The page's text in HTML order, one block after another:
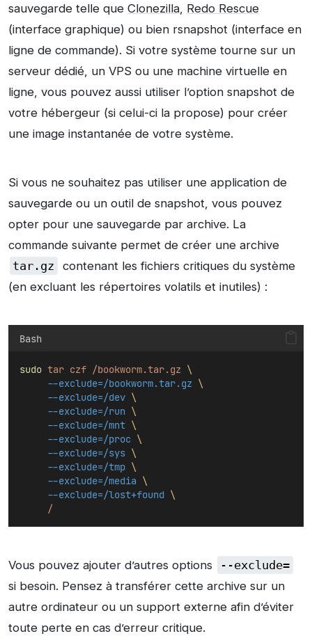
sauvegarde telle que Clonezilla Redo Rescue
(interface graphique) ou bien rsnapshot (interface en
ligne de commande). Si votre système tourne sur un
serveur dédié, un VPS ou une machine virtuelle en
ligne, vous pouvez aussi utiliser l’option snapshot de
votre hébergeur (si celui-ci la propose) pour créer
une image instantanée de votre système.
Si vous ne souhaitez pas utiliser une application de
sauvegarde ou un outil de snapshot, vous pouvez
opter pour une sauvegarde par archive. La
commande suivante permet de créer une archive
tar.gz
contenant les fichiers critiques du système
(en excluant les répertoires volatils et inutiles) :
Bash
sudo tar czf /bookworm.tar.gz \
--exclude=/bookworm.tar.gz \
--exclude=/dev \
--exclude=/run \
--exclude=/mnt \
--exclude=/proc \
--exclude=/sys \
--exclude=/tmp \
--exclude=/media \
--exclude=/lost+found \
/
Vous pouvez ajouter d’autres options
--exclude=
si besoin. Pensez à transférer cette archive sur un
autre ordinateur ou un support externe afin d’éviter
toute perte en cas d’erreur critique.